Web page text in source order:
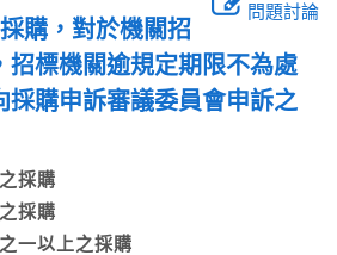
問題討論
購，對於機關招
招標機關逾規定期限不為處
採購申訴審議委員會申訴之
採購
採購
一以上之採購